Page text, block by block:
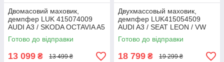
Двомасовий маховик,
демпфер LUK 415074009
AUDI A3 / SKODA OCTAVIA A5
/ VW GOLF V / PASSAT B6 2.0
TDI DSG 6
Готово до відправки
13 099 ₴ 13 499 ₴
Двухмассовый маховик,
демпфер LUK415054509
AUDI A3 / SEAT LEON / VW
GOLF VI 1,6 TDI 11- (DSG7)
Готово до відправки
18 799 ₴ 19 299 ₴